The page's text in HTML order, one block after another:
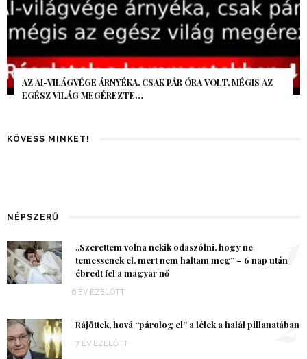
AZ AI-VILÁGVÉGE ÁRNYÉKA, CSAK PÁR ÓRA VOLT, MÉGIS AZ
EGÉSZ VILÁG MEGÉREZTE…
KÖVESS MINKET!
NÉPSZERŰ
„Szerettem volna nekik odaszólni, hogy ne
temessenek el, mert nem haltam meg” – 6 nap után
ébredt fel a magyar nő
6 ÉV EZELŐTT
1
Rájöttek, hová “párolog el” a lélek a halál pillanatában
7 ÉV EZELŐTT 2